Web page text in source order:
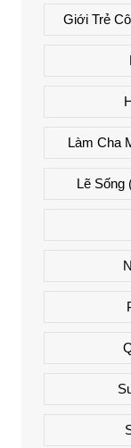
Giới Trẻ
Làm Cha
Lẽ Sống